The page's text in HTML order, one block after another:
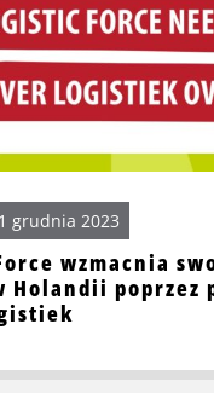
wzmacnia
Holandii poprzez
grudnia 2023